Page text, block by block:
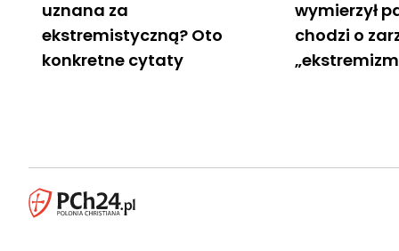
uznana za
ekstremistyczną? Oto
konkretne cytaty
wymierzył
chodzi o